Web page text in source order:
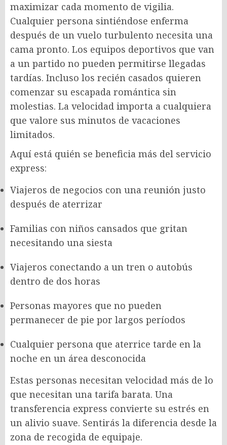
maximizar cada momento de vigilia.
Cualquier persona sintiéndose enferma
después de un vuelo turbulento necesita una
cama pronto. Los equipos deportivos que van
a un partido no pueden permitirse llegadas
tardías. Incluso los recién casados quieren
comenzar su escapada romántica sin
molestias. La velocidad importa a cualquiera
que valore sus minutos de vacaciones
limitados.
Aquí está quién se beneficia más del servicio
express:
Viajeros de negocios con una reunión justo
después de aterrizar
Familias con niños cansados que gritan
necesitando una siesta
Viajeros conectando a un tren o autobús
dentro de dos horas
Personas mayores que no pueden
permanecer de pie por largos períodos
Cualquier persona que aterrice tarde en la
noche en un área desconocida
Estas personas necesitan velocidad más de lo
que necesitan una tarifa barata. Una
transferencia express convierte su estrés en
un alivio suave. Sentirás la diferencia desde la
zona de recogida de equipaje.